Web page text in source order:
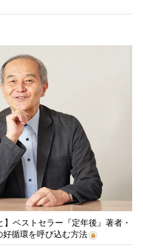
】ベストセラー『定年後』著者・
循環を呼び込む方法